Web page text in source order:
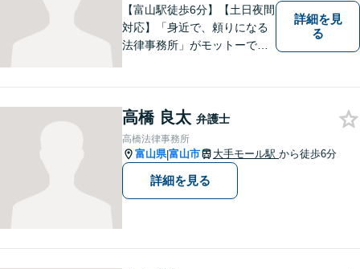
【富山駅徒歩6分】【土日夜間
対応】「身近で、頼りになる
法律事務所」がモットーで
す。お悩みになる前に、ご相
談ください。【24Hメール受
付】
詳細を見
る
高橋 良太 弁護士
高橋法律事務所
富山県|富山市 大手モール駅 から徒歩6分
詳細を見る